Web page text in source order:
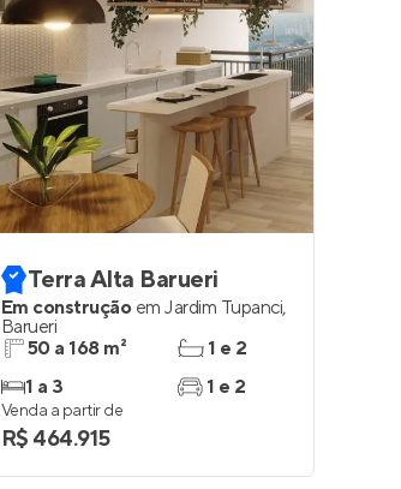
Terra Alta Barueri
Em construção em Jardim Tupanci,
Barueri
50 a 168 m²
1 a 3
1 e 2
1 e 2
Venda a partir de
R$ 464.915